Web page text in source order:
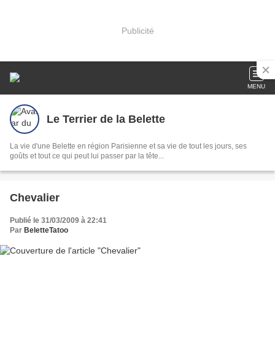
Publicité
MENU
Le Terrier de la Belette
La vie d'une Belette en région Parisienne et sa vie de tout les jours, ses
goûts et tout ce qui peut lui passer par la tête...
Chevalier
Publié le 31/03/2009 à 22:41
Par BeletteTatoo